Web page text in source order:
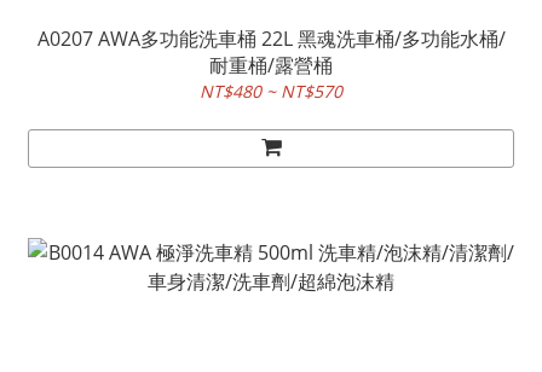
A0207 AWA多功能洗車桶 22L 黑魂洗車桶/多功能水桶/
耐重桶/露營桶
NT$480 ~ NT$570